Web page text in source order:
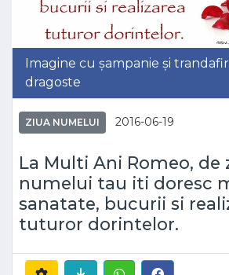
Imagine cu șampanie și
dragoste
ZIUA NUMELUI 2016-06-19
La Multi Ani Romeo, de
numelui tau iti doresc
sanatate, bucurii si
tuturor dorintelor.